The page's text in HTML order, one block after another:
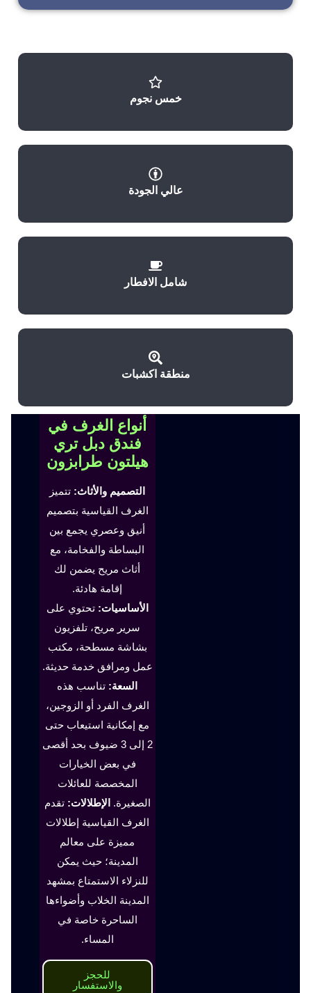
خمس نجوم
عالي الجودة
شامل الافطار
منطقة اكشبات
أنواع الغرف في
فندق دبل تري
هيلتون طرابزون
التصميم والأثاث: تتميز
الغرف القياسية بتصميم
أنيق وعصري يجمع بين
البساطة والفخامة، مع
أثاث مريح يضمن لك
إقامة هادئة.
الأساسيات: تحتوي على
سرير مريح، تلفزيون
بشاشة مسطحة، مكتب
عمل ومرافق خدمة حديثة.
السعة: تناسب هذه
الغرف الفرد أو الزوجين،
مع إمكانية استيعاب حتى
2 إلى 3 ضيوف بحد أقصى
في بعض الخيارات
المخصصة للعائلات
الصغيرة. الإطلالات: تقدم
الغرف القياسية إطلالات
مميزة على معالم
المدينة؛ حيث يمكن
للنزلاء الاستمتاع بمشهد
المدينة الخلاب وأضواءها
الساحرة خاصة في
المساء.
للحجز
والاستفسار